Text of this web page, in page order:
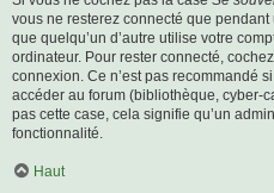
vous ne resterez connecté que
que quelqu’un d’autre utilise votre
ordinateur. Pour rester connecté,
connexion. Ce n’est pas recommandé
accéder au forum (bibliothèque, cyber-
pas cette case, cela signifie qu’un
fonctionnalité.
Haut